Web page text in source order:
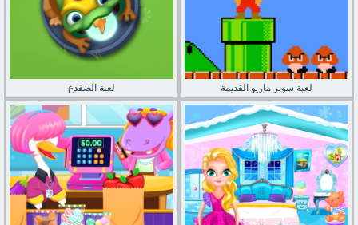
لعبة الضفدع لعبة سوبر ماريو القديمة